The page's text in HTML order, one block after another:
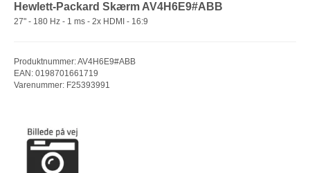
Hewlett-Packard Skærm AV4H6E9#ABB
27" - 180 Hz - 1 ms - 2x HDMI - 16:9
Produktnummer: AV4H6E9#ABB
EAN: 0198701661719
Varenummer: F25393991